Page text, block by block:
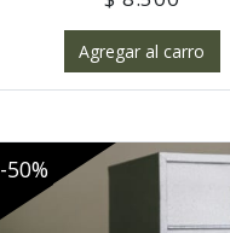
Agregar al carro
-50%